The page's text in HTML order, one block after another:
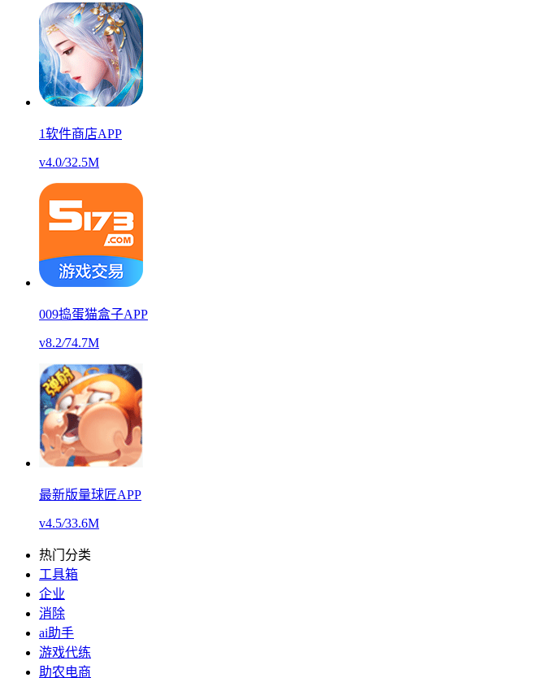
1软件商店APP
v4.0/32.5M
009捣蛋猫盒子APP
v8.2/74.7M
最新版量球匠APP
v4.5/33.6M
热门分类
工具箱
企业
消除
ai助手
游戏代练
助农电商